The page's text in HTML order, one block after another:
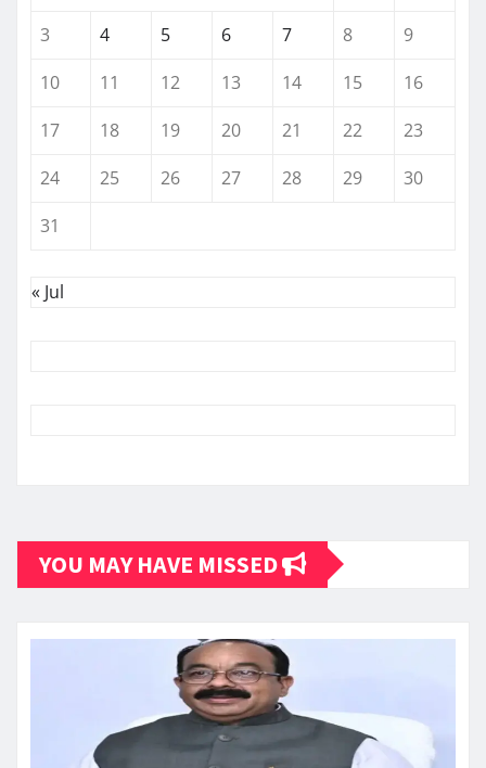
3
4 5 6 7 8
9
10
11 12 13 14 15
16
17
18 19 20 21 22
23
24
25 26 27 28 29
30
31
« Jul
YOU MAY HAVE MISSED